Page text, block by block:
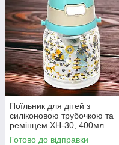
Поїльник для дітей з
силіконовою трубочкою та
ремінцем XH-30, 400мл
Готово до відправки